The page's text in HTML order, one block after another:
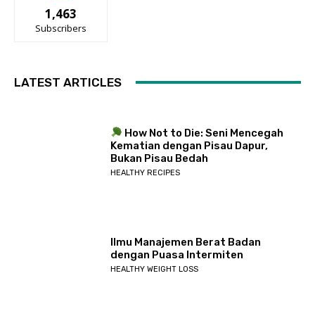
1,463
Subscribers
LATEST ARTICLES
How Not to Die: Seni Mencegah
Kematian dengan Pisau Dapur,
Bukan Pisau Bedah
HEALTHY RECIPES
Ilmu Manajemen Berat Badan
dengan Puasa Intermiten
HEALTHY WEIGHT LOSS